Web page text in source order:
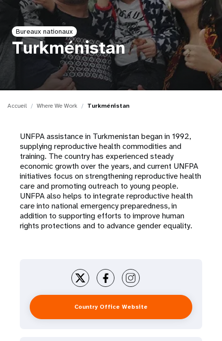
i
o
Bureaux nationaux
Turkménistan
Accueil Where We Work Turkménistan
UNFPA assistance in Turkmenistan began in 1992,
supplying reproductive health commodities and
training. The country has experienced steady
economic growth over the years, and current UNFPA
initiatives focus on strengthening reproductive health
care and promoting outreach to young people.
UNFPA also helps to integrate reproductive health
care into national emergency preparedness, in
addition to supporting efforts to improve human
rights protections and to advance gender equality.
Country Office Website